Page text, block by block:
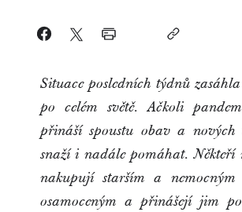
Situace posledních týdnů
po celém světě. Ačkoli
přináší spoustu obav a nových
snaží i nadále pomáhat. Někteří
nakupují starším a
osamoceným a přinášejí jim